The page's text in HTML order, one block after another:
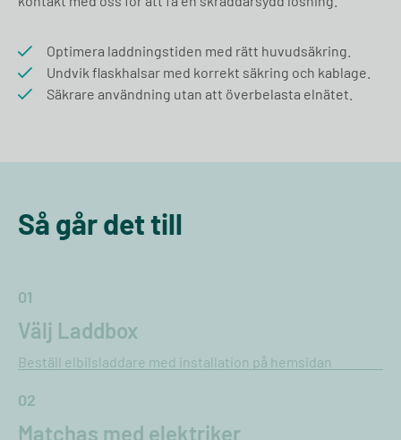
Optimera laddningstiden med rätt huvudsäkring.
Undvik flaskhalsar med korrekt säkring och kablage.
Säkrare användning utan att överbelasta elnätet.
Så går det till
01
Välj Laddbox
Beställ elbilsladdare med installation på hemsidan
02
Matchas med elektriker